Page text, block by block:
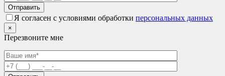
Я согласен с условиями обработки персональных данных
×
Перезвоните мне